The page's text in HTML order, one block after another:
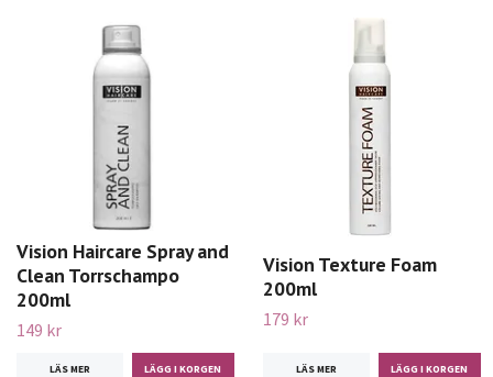
Vision Haircare Spray and
Clean Torrschampo
200ml
149 kr
LÄS MER
Vision Texture Foam
200ml
179 kr
LÄS MER